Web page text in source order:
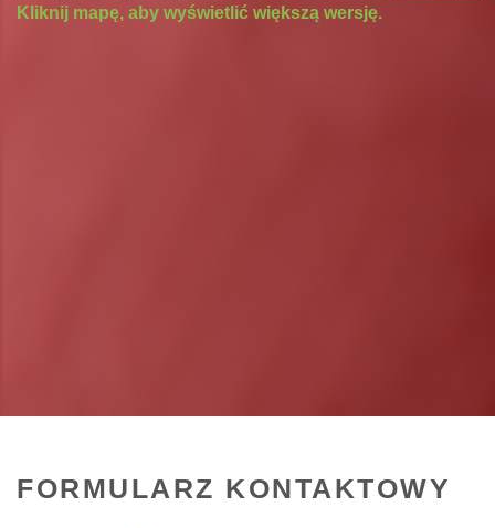
Kliknij mapę, aby wyświetlić większą wersję.
FORMULARZ KONTAKTOWY